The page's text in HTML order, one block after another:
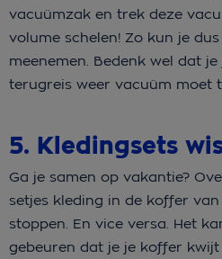
vacuümzak en trek deze
volume schelen! Zo kun je
meenemen. Bedenk wel dat
terugreis weer vacuüm moet
5. Kledingsets
Ga je samen op vakantie?
setjes kleding in de koffer
stoppen. En vice versa. Het
gebeuren dat je je koffer